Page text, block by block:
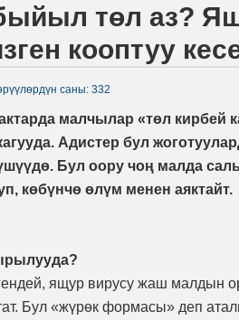
төл аз?
кооптуу
саны: 332
малчылар «төл
Адистер бул
Бул оору чоң малда
көбүнчө өлүм менен аяктайт.
ящур вирусу жаш малдын
Бул «жүрөк формасы» деп